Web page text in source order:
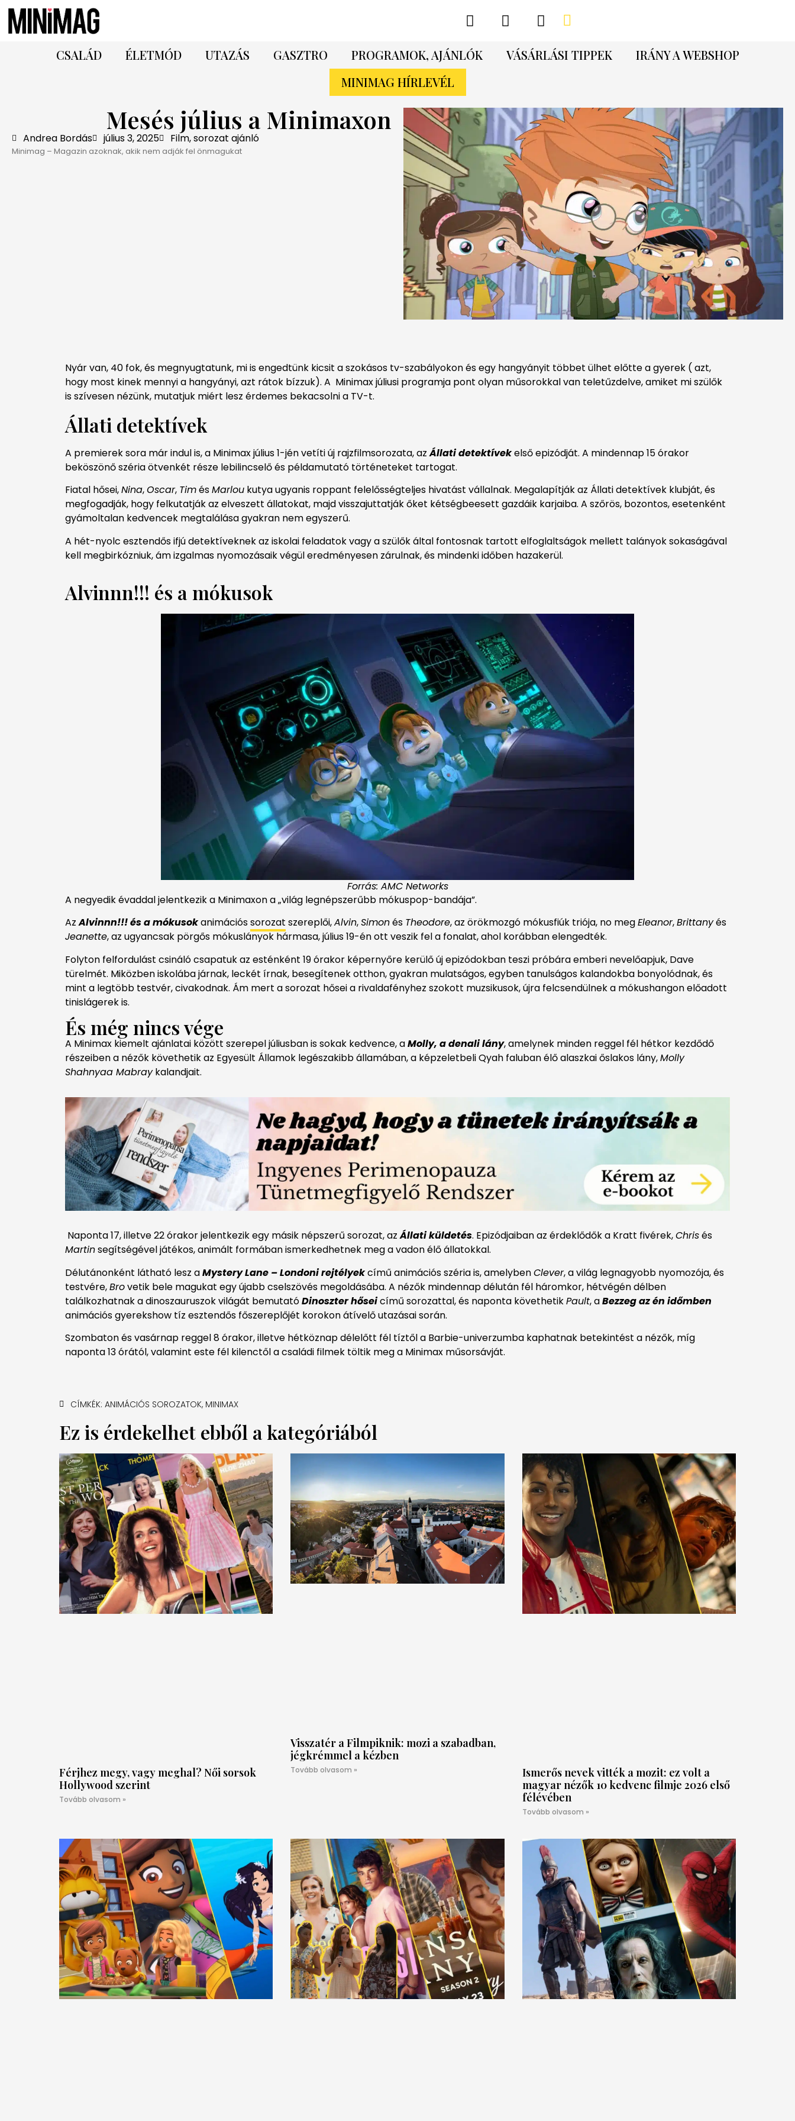
CSALÁD ÉLETMÓD UTAZÁS GASZTRO PROGRAMOK, AJÁNLÓK VÁSÁRLÁSI TIPPEK
IRÁNY A WEBSHOP
MINIMAG HÍRLEVÉL
Mesés július a Minimaxon
Andrea Bordás július 3, 2025 Film, sorozat ajánló
Minimag – Magazin azoknak, akik nem adják fel önmagukat
Nyár van, 40 fok, és megnyugtatunk, mi is engedtünk kicsit a szokásos tv-szabályokon és egy hangyányit többet ülhet előtte a gyerek ( azt,
hogy most kinek mennyi a hangyányi, azt rátok bízzuk). A Minimax júliusi programja pont olyan műsorokkal van teletűzdelve, amiket mi szülők
is szívesen nézünk, mutatjuk miért lesz érdemes bekacsolni a TV-t.
Állati detektívek
A premierek sora már indul is, a Minimax július 1-jén vetíti új rajzfilmsorozata, azÁllati detektívekelső epizódját. A mindennap 15 órakor
beköszönő széria ötvenkét része lebilincselő és példamutató történeteket tartogat.
Fiatal hősei,Nina,Oscar, TimésMarlou kutya ugyanis roppant felelősségteljes hivatást vállalnak. Megalapítják az Állati detektívek klubját, és
megfogadják, hogy felkutatják az elveszett állatokat, majd visszajuttatják őket kétségbeesett gazdáik karjaiba. A szőrös, bozontos, esetenként
gyámoltalan kedvencek megtalálása gyakran nem egyszerű.
A hét-nyolc esztendős ifjú detektíveknek az iskolai feladatok vagy a szülők által fontosnak tartott elfoglaltságok mellett talányok sokaságával
kell megbirkózniuk, ám izgalmas nyomozásaik végül eredményesen zárulnak, és mindenki időben hazakerül.
Alvinnn!!! és a mókusok
Forrás: AMC Networks
A negyedik évaddal jelentkezik a Minimaxon a „világ legnépszerűbb mókuspop-bandája”.
AzAlvinnn!!! és a mókusokanimációssorozat szereplői,Alvin,Simonés Theodore, az örökmozgó mókusfiúk triója, no megEleanor,Brittanyés
Jeanette, az ugyancsak pörgős mókuslányok hármasa, július 19-én ott veszik fel a fonalat, ahol korábban elengedték.
Folyton felfordulást csináló csapatuk az esténként 19 órakor képernyőre kerülő új epizódokban teszi próbára emberi nevelőapjuk, Dave
türelmét. Miközben iskolába járnak, leckét írnak, besegítenek otthon, gyakran mulatságos, egyben tanulságos kalandokba bonyolódnak, és
mint a legtöbb testvér, civakodnak. Ám mert a sorozat hősei a rivaldafényhez szokott muzsikusok, újra felcsendülnek a mókushangon előadott
tinislágerek is.
És még nincs vége
A Minimax kiemelt ajánlatai között szerepel júliusban is sokak kedvence, aMolly, a denali lány, amelynek minden reggel fél hétkor kezdődő
részeiben a nézők követhetik az Egyesült Államok legészakibb államában, a képzeletbeli Qyah faluban élő alaszkai őslakos lány,Molly
Shahnyaa Mabraykalandjait.
Naponta 17, illetve 22 órakor jelentkezik egy másik népszerű sorozat, azÁllati küldetés. Epizódjaiban az érdeklődők a Kratt fivérek,Chrisés
Martinsegítségével játékos, animált formában ismerkedhetnek meg a vadon élő állatokkal.
Délutánonként látható lesz aMystery Lane – Londoni rejtélyekcímű animációs széria is, amelybenClever, a világ legnagyobb nyomozója, és
testvére,Brovetik bele magukat egy újabb cselszövés megoldásába. A nézők mindennap délután fél háromkor, hétvégén délben
találkozhatnak a dinoszauruszok világát bemutatóDinoszter hőseicímű sorozattal, és naponta követhetikPault, aBezzeg az én időmben
animációs gyerekshow tíz esztendős főszereplőjét korokon átívelő utazásai során.
Szombaton és vasárnap reggel 8 órakor, illetve hétköznap délelőtt fél tíztől a Barbie-univerzumba kaphatnak betekintést a nézők, míg
naponta 13 órától, valamint este fél kilenctől a családi filmek töltik meg a Minimax műsorsávját.
CÍMKÉK: ANIMÁCIÓS SOROZATOK, MINIMAX
Ez is érdekelhet ebből a kategóriából
Férjhez megy, vagy meghal? Női sorsok
Hollywood szerint
Tovább olvasom »
Visszatér a Filmpiknik: mozi a szabadban,
jégkrémmel a kézben
Tovább olvasom »
Ismerős nevek vitték a mozit: ez volt a
magyar nézők 10 kedvenc filmje 2026 első
félévében
Tovább olvasom »